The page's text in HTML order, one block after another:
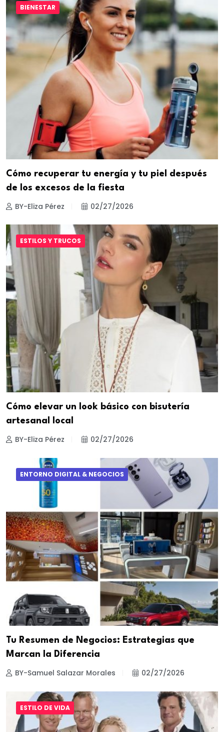
BIENESTAR
Cómo recuperar tu energía y tu piel después
de los excesos de la fiesta
BY-Eliza Pérez 02/27/2026
ESTILOS Y TRUCOS
Cómo elevar un look básico con bisutería
artesanal local
BY-Eliza Pérez 02/27/2026
ENTORNO DIGITAL & NEGOCIOS
Tu Resumen de Negocios: Estrategias que
Marcan la Diferencia
BY-Samuel Salazar Morales 02/27/2026
ESTILO DE VIDA